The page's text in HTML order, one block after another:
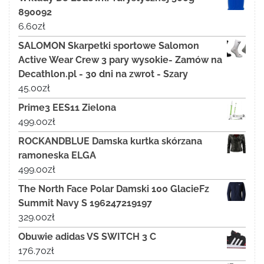
890092
6.60zł
SALOMON Skarpetki sportowe Salomon
Active Wear Crew 3 pary wysokie- Zamów na
Decathlon.pl - 30 dni na zwrot - Szary
45.00zł
Prime3 EES11 Zielona
499.00zł
ROCKANDBLUE Damska kurtka skórzana
ramoneska ELGA
499.00zł
The North Face Polar Damski 100 GlacieFz
Summit Navy S 196247219197
329.00zł
Obuwie adidas VS SWITCH 3 C
176.70zł